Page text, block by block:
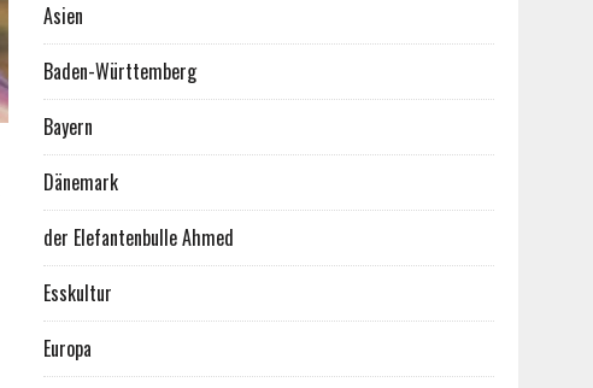
Asien
Baden-Württemberg
Bayern
Dänemark
der Elefantenbulle Ahmed
Esskultur
Europa